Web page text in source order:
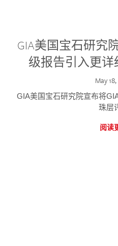
GIA美国宝石研究
级报告引入更详
May
GIA美国宝石研究院宣布将
珠层
阅读